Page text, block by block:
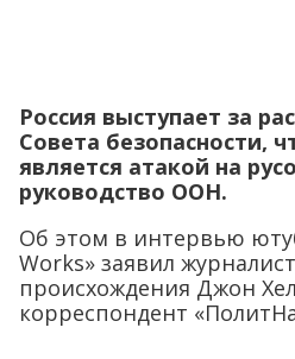
Россия выступает за
Совета безопасности,
является атакой на
руководство ООН.
Об этом в интервью
Works» заявил
происхождения Джон
корреспондент